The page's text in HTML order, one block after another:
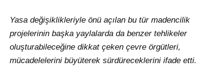
Yasa değişiklikleriyle önü açılan bu tür madencilik
projelerinin başka yaylalarda da benzer tehlikeler
oluşturabileceğine dikkat çeken çevre örgütleri,
mücadelelerini büyüterek sürdüreceklerini ifade etti.